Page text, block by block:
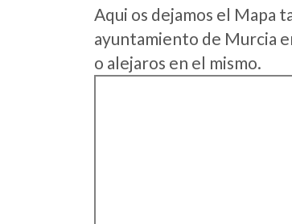
Aqui os dejamos el Mapa
ayuntamiento de Murcia
o alejaros en el mismo.